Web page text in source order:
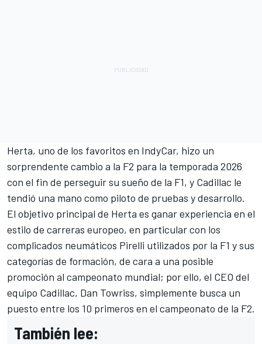
Herta, uno de los favoritos en IndyCar, hizo un
sorprendente cambio a la F2 para la temporada 2026
con el fin de perseguir su sueño de la F1, y Cadillac le
tendió una mano como piloto de pruebas y desarrollo.
El objetivo principal de Herta es ganar experiencia en el
estilo de carreras europeo, en particular con los
complicados neumáticos Pirelli utilizados por la F1 y sus
categorías de formación, de cara a una posible
promoción al campeonato mundial; por ello, el CEO del
equipo Cadillac, Dan Towriss, simplemente busca un
puesto entre los 10 primeros en el campeonato de la F2.
También lee: